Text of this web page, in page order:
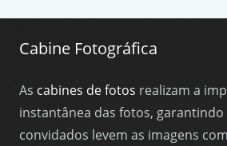
Cabine Fotográfica
As cabines de fotos realizam a
instantânea das fotos, garantindo
convidados levem as imagens